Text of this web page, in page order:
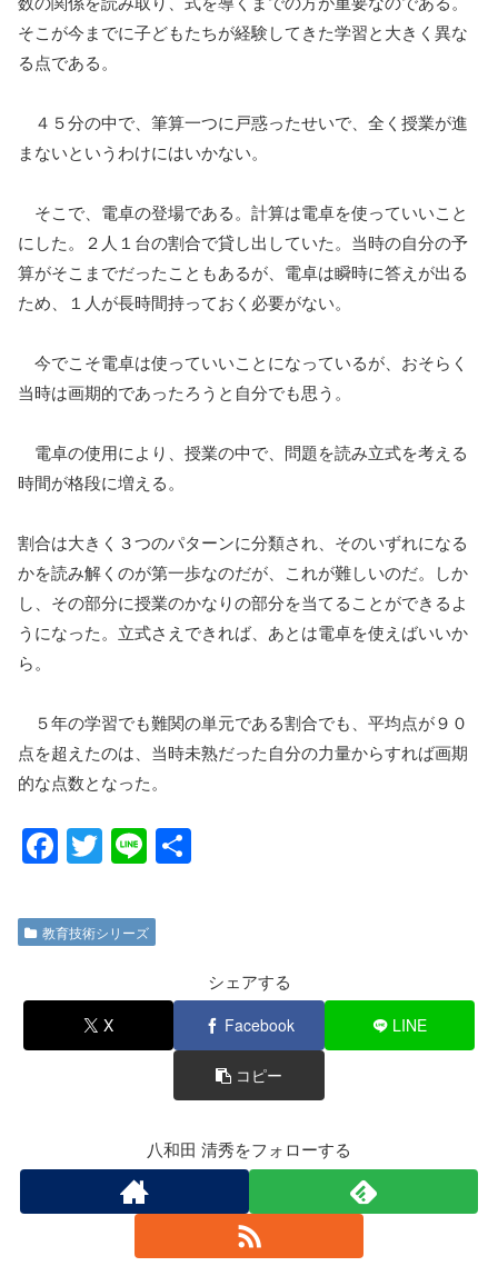
そこが今までに子どもたちが経験してきた学習と大きく異な
る点である。
４５分の中で、筆算一つに戸惑ったせいで、全く授業が進
まないというわけにはいかない。
そこで、電卓の登場である。計算は電卓を使っていいこと
にした。２人１台の割合で貸し出していた。当時の自分の予
算がそこまでだったこともあるが、電卓は瞬時に答えが出る
ため、１人が長時間持っておく必要がない。
今でこそ電卓は使っていいことになっているが、おそらく
当時は画期的であったろうと自分でも思う。
電卓の使用により、授業の中で、問題を読み立式を考える
時間が格段に増える。
割合は大きく３つのパターンに分類され、そのいずれになる
かを読み解くのが第一歩なのだが、これが難しいのだ。しか
し、その部分に授業のかなりの部分を当てることができるよ
うになった。立式さえできれば、あとは電卓を使えばいいか
ら。
５年の学習でも難関の単元である割合でも、平均点が９０
点を超えたのは、当時未熟だった自分の力量からすれば画期
的な点数となった。
F
a
c
e
b
o
T
wi
tt
er
Li
n
e
教育技術シリーズ
シェアする
X Facebook LINE
コピー
八和田 清秀をフォローする